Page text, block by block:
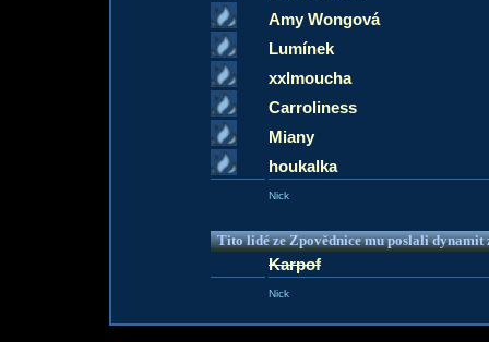
Amy Wongová
Lumínek
xxlmoucha
Carroliness
Miany
houkalka
Nick
Tito lidé ze Zpovědnice mu poslali dynamit
Karpof
Nick